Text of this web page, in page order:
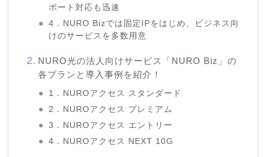
ポート対応も迅速
4．NURO Bizでは固定IPをはじめ、ビジネス向
けのサービスを多数用意
NURO光の法人向けサービス「NURO Biz」の
各プランと導入事例を紹介！
1．NUROアクセス スタンダード
2．NUROアクセス プレミアム
3．NUROアクセス エントリー
4．NUROアクセス NEXT 10G